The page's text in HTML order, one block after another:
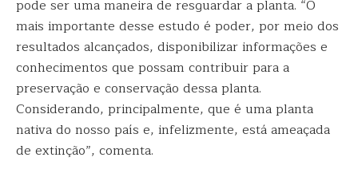
pode ser uma maneira de resguardar a planta. “O
mais importante desse estudo é poder, por meio dos
resultados alcançados, disponibilizar informações e
conhecimentos que possam contribuir para a
preservação e conservação dessa planta.
Considerando, principalmente, que é uma planta
nativa do nosso país e, infelizmente, está ameaçada
de extinção”, comenta.